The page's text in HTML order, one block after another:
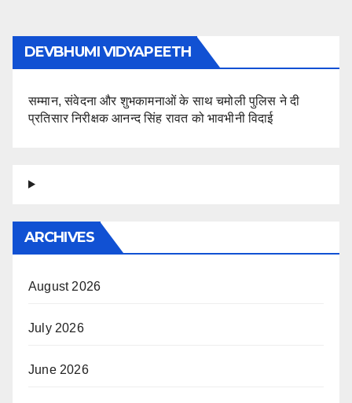
DEVBHUMI VIDYAPEETH
सम्मान, संवेदना और शुभकामनाओं के साथ चमोली पुलिस ने दी
प्रतिसार निरीक्षक आनन्द सिंह रावत को भावभीनी विदाई
ARCHIVES
August 2026
July 2026
June 2026